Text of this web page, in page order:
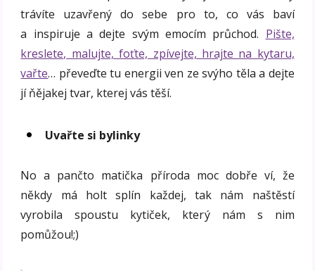
trávíte uzavřený do sebe pro to, co vás baví
a inspiruje a dejte svým emocím průchod. Pište,
kreslete, malujte, foťte, zpívejte, hrajte na kytaru,
vařte… převeďte tu energii ven ze svýho těla a dejte
jí ňějakej tvar, kterej vás těší.
Uvařte si bylinky
No a pančto matička příroda moc dobře ví, že
někdy má holt splín každej, tak nám naštěstí
vyrobila spoustu kytiček, který nám s nim
pomůžou!;)